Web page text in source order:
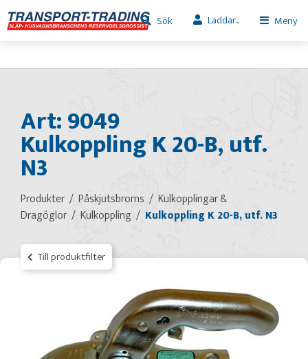
Sök Laddar... Meny
Art: 9049
Kulkoppling K 20-B, utf.
N3
Produkter Påskjutsbroms
Kulkopplingar &
Dragöglor
Kulkoppling Kulkoppling K 20-B, utf. N3
Till produktfilter